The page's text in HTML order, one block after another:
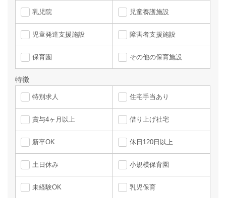
乳児院 児童養護施設
児童発達支援施設 障害者支援施設
保育園 その他の保育施設
特徴
特別求人 住宅手当あり
賞与4ヶ月以上 借り上げ社宅
新卒OK 休日120日以上
土日休み 小規模保育園
未経験OK 乳児保育